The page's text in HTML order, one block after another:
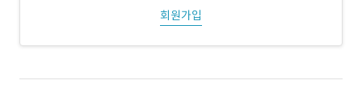
회원가입